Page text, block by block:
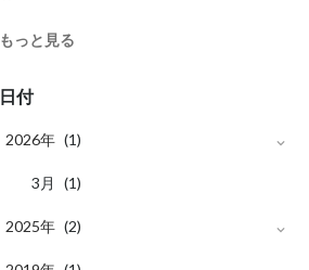
もっと見る
日付
2026年 (1)
3 月 (1)
2025年 (2)